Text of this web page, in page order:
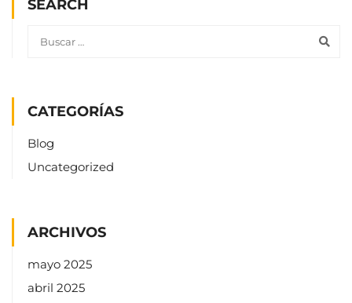
SEARCH
CATEGORÍAS
Blog
Uncategorized
ARCHIVOS
mayo 2025
abril 2025